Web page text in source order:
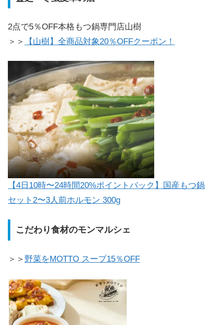
2点で5％OFF本格もつ鍋専門店山樹
＞＞
【山樹】全商品対象20％OFFクーポン！
【4日10時〜24時間20%ポイントバック】国産もつ鍋
セット2〜3人前ホルモン 300g
こだわり食材のモンマルシェ
＞＞ 野菜をMOTTO スープ15％OFF